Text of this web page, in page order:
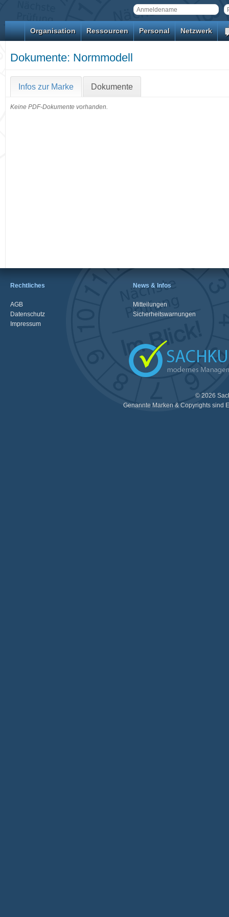
Organisation Ressourcen Personal Netzwerk
Dokumente: Normmodell
Infos zur Marke Dokumente
Keine PDF-Dokumente vorhanden.
Rechtliches
AGB
Datenschutz
Impressum
News & Infos
Mitteilungen
Sicherheitswarnungen
© 2026
Genannte Marken & Copyrights sind